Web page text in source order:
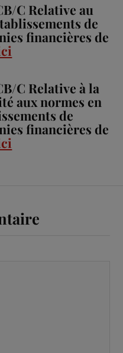
C Relative au
de
financières de
C Relative à la
aux normes en
de
financières de